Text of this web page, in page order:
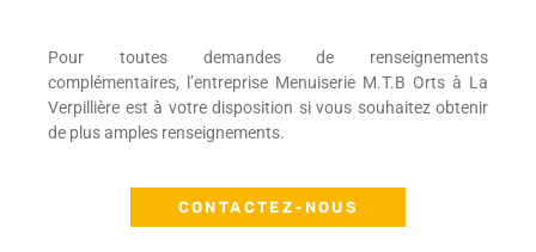
Pour toutes demandes de renseignements
complémentaires, l’entreprise Menuiserie M.T.B Orts à La
Verpillière est à votre disposition si vous souhaitez obtenir
de plus amples renseignements.
CONTACTEZ-NOUS